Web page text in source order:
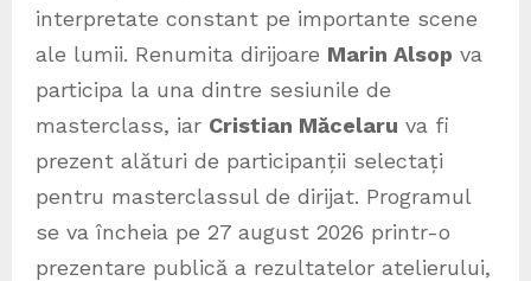
interpretate constant pe importante scene
ale lumii. Renumita dirijoare Marin Alsop va
participa la una dintre sesiunile de
masterclass, iar Cristian Măcelaru va fi
prezent alături de participanții selectați
pentru masterclassul de dirijat. Programul
se va încheia pe 27 august 2026 printr-o
prezentare publică a rezultatelor atelierului,